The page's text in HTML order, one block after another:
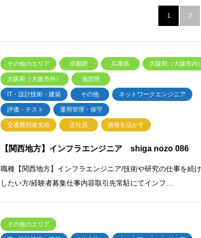
1 2
その他のエリア 京都府 兵庫県 大阪府（大阪市内）
大阪府（大阪市外） 滋賀県
IT・設計技術・建築 その他 ネットワークエンジニア
評価・テスト 運用管理・保守
交通費別途支給 正社員 資格を活かす
【関西地方】インフラエンジニア shiga nozo 086
職種【関西地方】インフラエンジニア/技術や研究の仕事を続
したい方/経験者募集仕事内容取引先常駐にてインフ…
その他のエリア